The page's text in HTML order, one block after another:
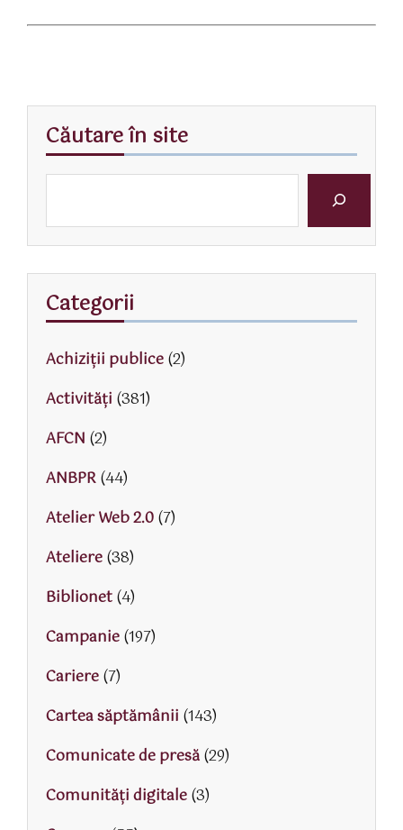
Căutare în site
Categorii
Achiziții publice(2)
Activităţi (381)
AFCN (2)
ANBPR(44)
Atelier Web 2.0(7)
Ateliere(38)
Biblionet(4)
Campanie(197)
Cariere(7)
Cartea săptămânii (143)
Comunicate de presă(29)
Comunități digitale(3)